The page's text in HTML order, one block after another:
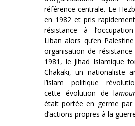
référence centrale. Le
en 1982 et pris
résistance à
Liban alors qu’en
organisation de
1981, le Jihad Islamique
Chakaki, un nationaliste
l’islam politique
cette évolution de la
était portée en germe par
d’actions propres à la